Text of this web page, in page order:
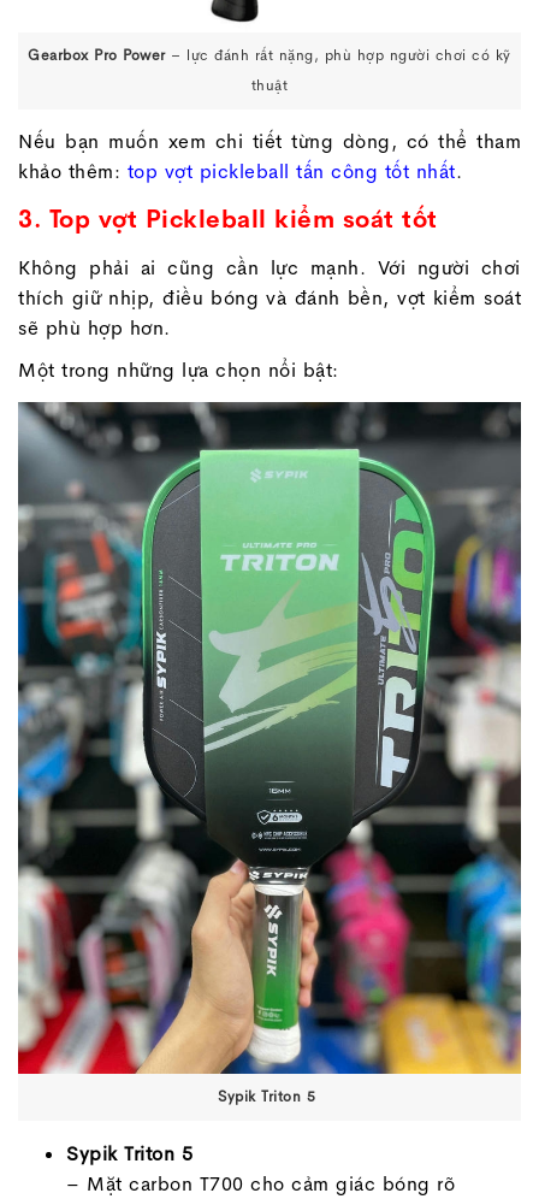
Gearbox Pro Power– lực đánh rất nặng, phù hợp người chơi có kỹ
thuật
Nếu bạn muốn xem chi tiết từng dòng, có thể tham
khảo thêm: top vợt pickleball tấn công tốt nhất.
3. Top vợt Pickleball kiểm soát tốt
Không phải ai cũng cần lực mạnh. Với người chơi
thích giữ nhịp, điều bóng và đánh bền, vợt kiểm soát
sẽ phù hợp hơn.
Một trong những lựa chọn nổi bật:
Sypik Triton 5
Sypik Triton 5
– Mặt carbon T700 cho cảm giác bóng rõ